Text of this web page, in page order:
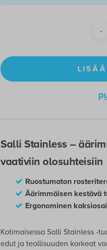
Salli Stainless –
vaativiin olosuhteisiin
Ruostumaton
Äärimmäisen kestävä
Ergonominen
Kotimaisessa Salli Stainless -
edut ja teollisuuden korkeat